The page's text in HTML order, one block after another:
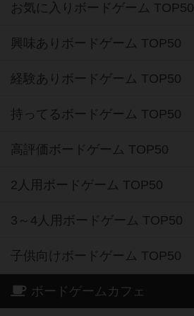
お気に入りボードゲーム TOP50
興味ありボードゲーム TOP50
経験ありボードゲーム TOP50
持ってるボードゲーム TOP50
高評価ボードゲーム TOP50
2人用ボードゲーム TOP50
3～4人用ボードゲーム TOP50
子供向けボードゲーム TOP50
ボードゲームカフェ